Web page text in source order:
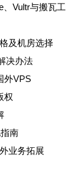
、Vultr与搬瓦工
及机房选择
决办法
外VPS
权
南
业务拓展